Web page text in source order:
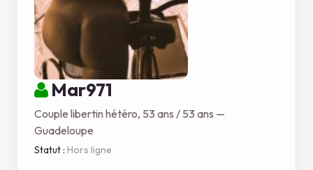
Mar971
Couple libertin hétéro, 53 ans / 53 ans —
Guadeloupe
Statut : Hors ligne